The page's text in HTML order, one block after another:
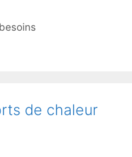
besoins
de chaleur